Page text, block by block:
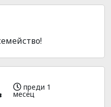
преди 1
месец